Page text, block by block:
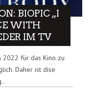
BIOPIC „I
WITH
IM TV
2022 für das Kino zu
Daher ist dise